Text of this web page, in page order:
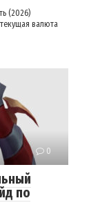
(2026)
валюта
0
по